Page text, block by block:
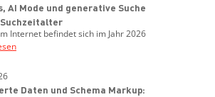
AI Mode und generative Suche
Internet befindet sich im Jahr 2026
Daten und Schema Markup: